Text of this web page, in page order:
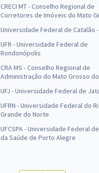
CRECI MT - Conselho Regional de
Corretores de Imóveis do Mato
Universidade Federal de Catalão -
UFR - Universidade Federal de
Rondonópolis
CRA MS - Conselho Regional de
Administração do Mato Grosso
UFJ - Universidade Federal de
UFRN - Universidade Federal do
Grande do Norte
UFCSPA - Universidade Federal
da Saúde de Porto Alegre